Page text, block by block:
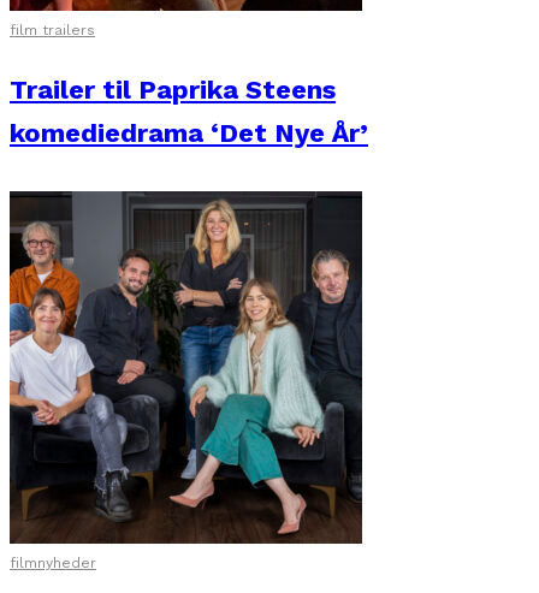
film trailers
Trailer til Paprika Steens
komediedrama ‘Det Nye År’
filmnyheder